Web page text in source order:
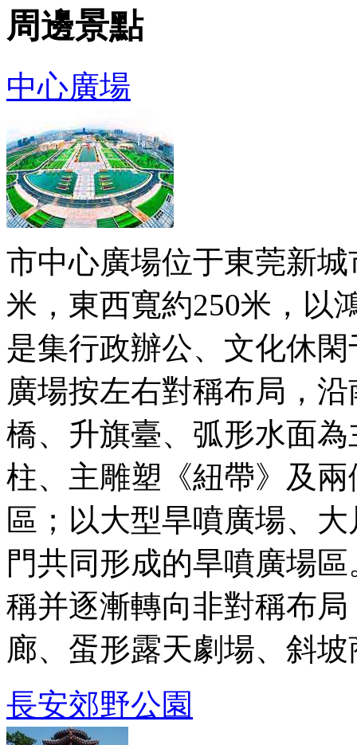
周邊景點
中心廣場
市中心廣場位于東莞新
米，東西寬約250米，以
是集行政辦公、文化休
廣場按左右對稱布局，
橋、升旗臺、弧形水面
柱、主雕塑《紐帶》及
區；以大型旱噴廣場、
門共同形成的旱噴廣場
稱并逐漸轉向非對稱布
廊、蛋形露天劇場、斜
長安郊野公園